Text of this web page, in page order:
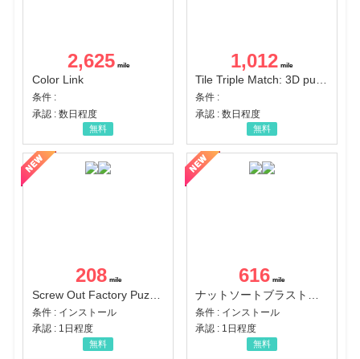
2,625
Color Link
条件 :
承認 : 数日程度
無料
1,012
Tile Triple Match: 3D puzzle
条件 :
承認 : 数日程度
無料
208
Screw Out Factory Puzzle 3D（経験値バーのマイルストーンを5にする（ユーザーレベル5に到達する））（Android）
条件 : インストール
承認 : 1日程度
無料
616
条件 : インストール
承認 : 1日程度
無料